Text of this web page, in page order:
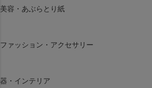
美容・あぶらとり紙
ファッション・アクセサリー
器・インテリア